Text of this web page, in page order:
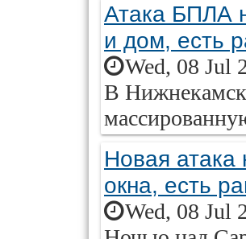
Атака БПЛА
и дом, есть
Wed, 08 Jul
В
Новая
окна, есть
Wed, 08 Jul